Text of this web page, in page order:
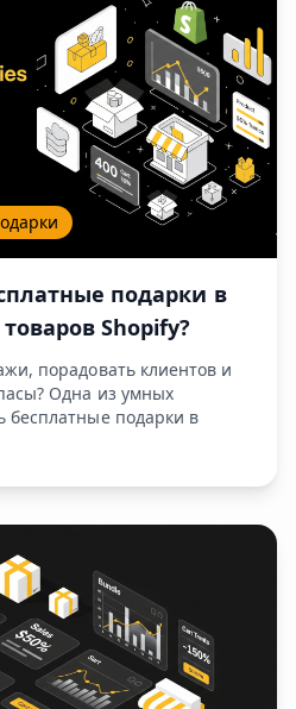
подарки в
Shopify?
порадовать клиентов и
Одна из умных
бесплатные подарки в